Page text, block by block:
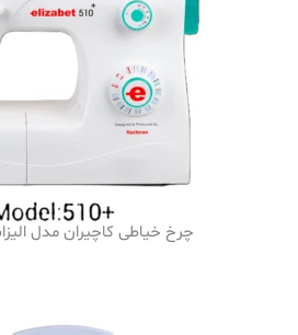
چرخ خیاطی کاچیران مدل الیزابت 510